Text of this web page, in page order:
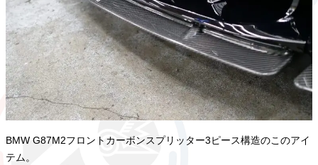
BMW G87M2フロントカーボンスプリッター3ピース構造のこのアイ
テム。